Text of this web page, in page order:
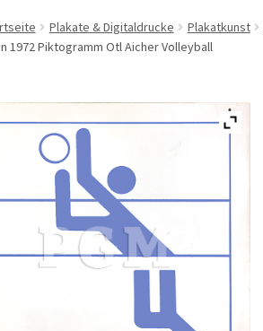
Plakate & Digitaldrucke Plakatkunst
1972 Piktogramm Otl Aicher Volleyball